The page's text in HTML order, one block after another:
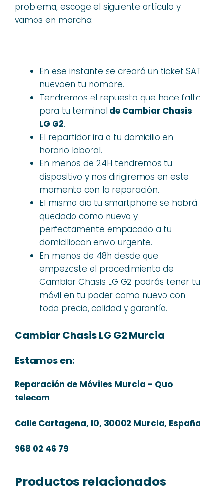
problema, escoge el siguiente artículo y
vamos en marcha:
En ese instante se creará un ticket SAT
nuevoen tu nombre.
Tendremos el repuesto que hace falta
para tu terminal de Cambiar Chasis
LG G2.
El repartidor ira a tu domicilio en
horario laboral.
En menos de 24H tendremos tu
dispositivo y nos dirigiremos en este
momento con la reparación.
El mismo dia tu smartphone se habrá
quedado como nuevo y
perfectamente empacado a tu
domiciliocon envio urgente.
En menos de 48h desde que
empezaste el procedimiento de
Cambiar Chasis LG G2 podrás tener tu
móvil en tu poder como nuevo con
toda precio, calidad y garantía.
Cambiar Chasis LG G2 Murcia
Estamos en:
Reparación de Móviles Murcia – Quo
telecom
Calle Cartagena, 10, 30002 Murcia, España
968 02 46 79
Productos relacionados